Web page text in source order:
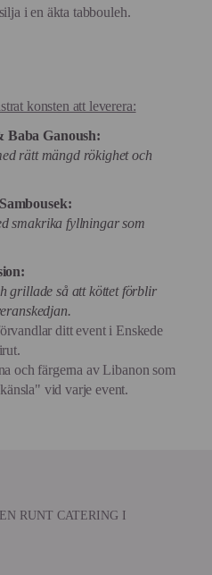
i en äkta tabbouleh.
konsten att leverera:
Baba Ganoush:
rätt mängd rökighet och
smakrika fyllningar som
grillade så att köttet förblir
ditt event i Enskede
och färgerna av Libanon som
vid varje event.
RUNT CATERING I